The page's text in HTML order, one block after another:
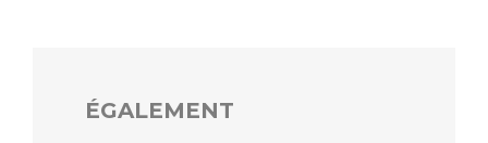
ÉGALEMENT